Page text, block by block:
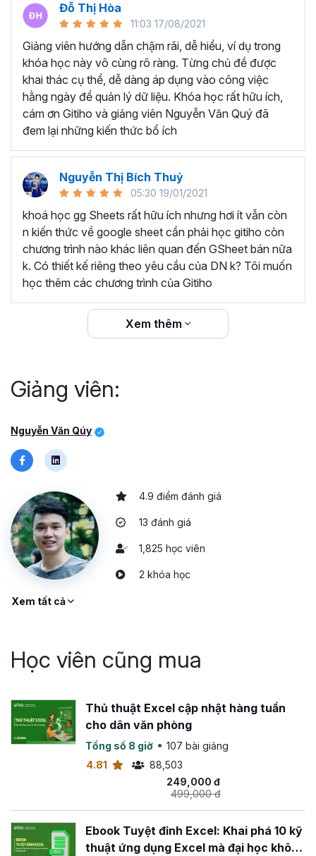
Học viên nói gì về chương
trình này:
“Lúc chưa học nhìn vào công việc rất mơ hồ. Sau
khi được học em đã được thông não. Cảm ơn
Thầy đã tạo ra một khóa học Google Sheet vô
cùng ý nghĩa. Với những kiến thức vừa học được
giúp phần cải thiện công việc văn phòng của em
rất nhiều.”
“Giảng viên hướng dẫn chậm rãi, dễ hiểu, ví dụ
rõ ràng. Từng chủ đề được khai thác cụ thể, dễ
dàng áp dụng vào công việc hằng ngày để quản
lý dữ liệu. Khóa học rất hữu ích, cám ơn Gitiho và
giảng viên Nguyễn Văn Quý đã đem lại những
kiến thức bổ ích”
“Giảng viên đồng hành cùng học viên trong suốt
quá trình học và sau khi kết thúc khóa học.
Gitiho cam kết hoàn trả 100% học phí nếu học
viên không hài lòng.”
Đỗ Thị Hòa
11:03 17/08/2021
Giảng viên hướng dẫn chậm rãi, dễ hiểu, ví dụ trong
khóa học này vô cùng rõ ràng. Từng chủ đề được
khai thác cụ thể, dễ dàng áp dụng vào công việc
hằng ngày để quản lý dữ liệu. Khóa học rất hữu ích,
cám ơn Gitiho và giảng viên Nguyễn Văn Quý đã
đem lại những kiến thức bổ ích
Nguyễn Thị Bích Thuỷ
05:30 19/01/2021
khoá học gg Sheets rất hữu ích nhưng hơi ít vẫn còn
n kiến thức về google sheet cần phải học gitiho còn
chương trình nào khác liên quan đến GSheet bán nữa
k. Có thiết kế riêng theo yêu cầu của DN k? Tôi muốn
học thêm các chương trình của Gitiho
Xem thêm
Giảng viên:
Nguyễn Văn Qúy
4.9 điểm đánh giá
13 đánh giá
1,825 học viên
2 khóa học
Xem tất cả
Học viên cũng mua
Thủ thuật Excel cập nhật hàng tuần
cho dân văn phòng
Tổng số 8 giờ
107 bài giảng
4.81
88,503
249,000 đ
499,000 đ
Ebook Tuyệt đỉnh Excel: Khai phá 10 kỹ
thuật ứng dụng Excel mà đại học không